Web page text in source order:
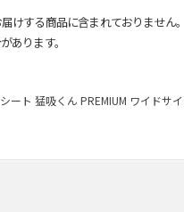
けする商品に含まれておりません。
あります。
ート 猛吸くん PREMIUM ワイドサ